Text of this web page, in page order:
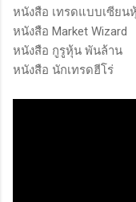
หนังสือ เทรดแบบเซียน
หนังสือ Market Wizard
หนังสือ กูรูหุ้น พันล้าน
หนังสือ นักเทรดฮีโร่